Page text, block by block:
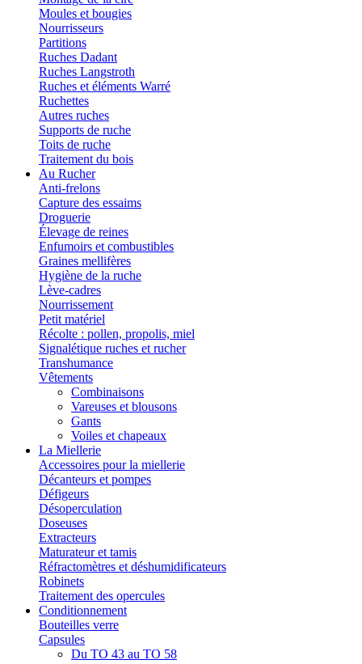
Moules et bougies
Nourrisseurs
Partitions
Ruches Dadant
Ruches Langstroth
Ruches et éléments Warré
Ruchettes
Autres ruches
Supports de ruche
Toits de ruche
Traitement du bois
Au Rucher
Anti-frelons
Capture des essaims
Droguerie
Élevage de reines
Enfumoirs et combustibles
Graines mellifères
Hygiène de la ruche
Lève-cadres
Nourrissement
Petit matériel
Récolte : pollen, propolis, miel
Signalétique ruches et rucher
Transhumance
Vêtements
Combinaisons
Vareuses et blousons
Gants
Voiles et chapeaux
La Miellerie
Accessoires pour la miellerie
Décanteurs et pompes
Défigeurs
Désoperculation
Doseuses
Extracteurs
Maturateur et tamis
Réfractomètres et déshumidificateurs
Robinets
Traitement des opercules
Conditionnement
Bouteilles verre
Capsules
Du TO 43 au TO 58